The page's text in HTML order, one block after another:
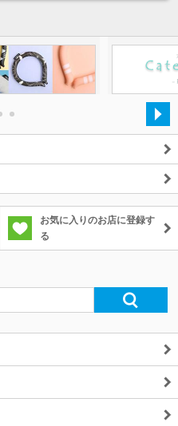
お気に入りのお店に登録す
る